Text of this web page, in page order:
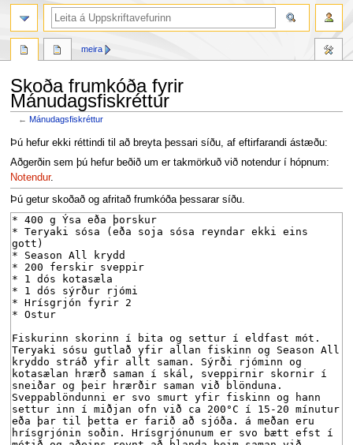
Skoða frumkóða fyrir
Mánudagsfiskréttur
←Mánudagsfiskréttur
Fara
flakk
Fara
leit
Þú hefur ekki réttindi til að breyta þessari síðu, af eftirfarandi ástæðu:
Aðgerðin sem þú hefur beðið um er takmörkuð við notendur í hópnum:
Notendur.
Þú getur skoðað og afritað frumkóða þessarar síðu.
meira
leit